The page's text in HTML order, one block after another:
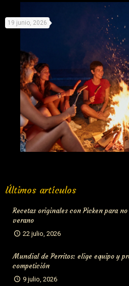
el
19 junio, 2026
Últimos artículos
Recetas originales con Picken para
verano
22 julio, 2026
Mundial de Perritos: elige equipo y
competición
9 julio, 2026